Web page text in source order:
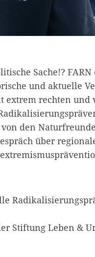
Sache!? FARN
und aktuelle
extrem rechten und
von den
über
Stiftung Leben &